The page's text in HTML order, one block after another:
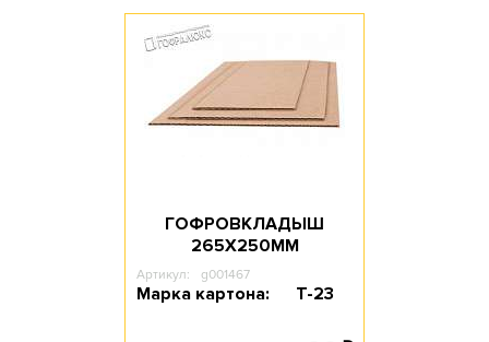
ГОФРОВКЛАДЫШ
265Х250ММ
Артикул: g001467
Марка картона: Т-23